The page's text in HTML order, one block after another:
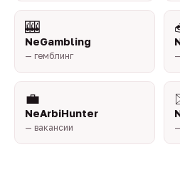
🎰
NeGambling
— гемблинг
💼
NeArbiHunter
— вакансии